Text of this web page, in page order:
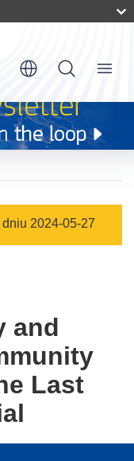
Menu
2024-05-27
and
Last